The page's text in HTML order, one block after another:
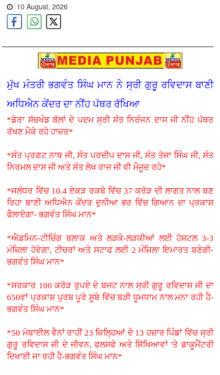
10 August, 2026
ਮੁੱਖ ਮੰਤਰੀ ਭਗਵੰਤ ਸਿੰਘ ਮਾਨ ਨੇ ਸ੍ਰੀ ਗੁਰੂ ਰਵਿਦਾਸ ਬਾਣੀ
ਅਧਿਐਨ ਕੇਂਦਰ ਦਾ ਨੀਂਹ ਪੱਥਰ ਰੱਖਿਆ
*ਡੇਰਾ ਸੱਚਖੰਡ ਬੱਲਾਂ ਦੇ ਪਦਮ ਸ੍ਰੀ ਸੰਤ ਨਿਰੰਜਨ ਦਾਸ ਜੀ ਨੀਂਹ ਪੱਥਰ
ਰੱਖਣ ਮੌਕੇ ਰਹੇ ਹਾਜ਼ਰ*
*ਸੰਤ ਪ੍ਰਗਟ ਨਾਥ ਜੀ, ਸੰਤ ਪਰਦੀਪ ਦਾਸ ਜੀ, ਸੰਤ ਤੇਜਾ ਸਿੰਘ ਜੀ, ਸੰਤ
ਨਿਰਮਲ ਦਾਸ ਜੀ ਅਤੇ ਸੰਤ ਲੇਖ ਰਾਜ ਜੀ ਵੀ ਮੌਜੂਦ ਰਹੇ*
*ਜਲੰਧਰ ਵਿੱਚ 10.4 ਏਕੜ ਰਕਬੇ ਵਿੱਚ 37 ਕਰੋੜ ਦੀ ਲਾਗਤ ਨਾਲ ਬਣ
ਰਿਹਾ ਬਾਣੀ ਅਧਿਐਨ ਕੇਂਦਰ ਦੁਨੀਆ ਭਰ ਵਿੱਚ ਗਿਆਨ ਦਾ ਪ੍ਰਕਾਸ਼
ਫੈਲਾਏਗਾ- ਭਗਵੰਤ ਸਿੰਘ ਮਾਨ*
*ਐਡਮਿਨ-ਟੀਚਿੰਗ ਬਲਾਕ ਅਤੇ ਲੜਕੇ-ਲੜਕੀਆਂ ਲਈ ਹੋਸਟਲ 3-3
ਮੰਜ਼ਿਲਾ ਹੋਵੇਗਾ, ਟੀਚਰਾਂ ਅਤੇ ਸਟਾਫ ਲਈ 2 ਮੰਜ਼ਿਲਾ ਇਮਾਰਤ ਬਣੇਗੀ-
ਭਗਵੰਤ ਸਿੰਘ ਮਾਨ*
*ਸਰਕਾਰ 100 ਕਰੋੜ ਰੁਪਏ ਦੇ ਬਜਟ ਨਾਲ ਸ੍ਰੀ ਗੁਰੂ ਰਵਿਦਾਸ ਜੀ ਦਾ
650ਵਾਂ ਪ੍ਰਕਾਸ਼ ਪੁਰਬ ਪੂਰੇ ਸੂਬੇ ਵਿੱਚ ਬੜੀ ਧੂਮਧਾਮ ਨਾਲ ਮਨਾ ਰਹੀ ਹੈ-
ਭਗਵੰਤ ਸਿੰਘ ਮਾਨ*
*50 ਮੋਬਾਈਲ ਵੈਨਾਂ ਰਾਹੀਂ 23 ਜ਼ਿਲ੍ਹਿਆਂ ਦੇ 13 ਹਜ਼ਾਰ ਪਿੰਡਾਂ ਵਿੱਚ ਸ੍ਰੀ
ਗੁਰੂ ਰਵਿਦਾਸ ਜੀ ਦੇ ਜੀਵਨ, ਫਲਸਫੇ ਅਤੇ ਸਿੱਖਿਆਵਾਂ 'ਤੇ ਡਾਕੂਮੈਂਟਰੀ
ਦਿਖਾਈ ਜਾ ਰਹੀ ਹੈ-ਭਗਵੰਤ ਸਿੰਘ ਮਾਨ*